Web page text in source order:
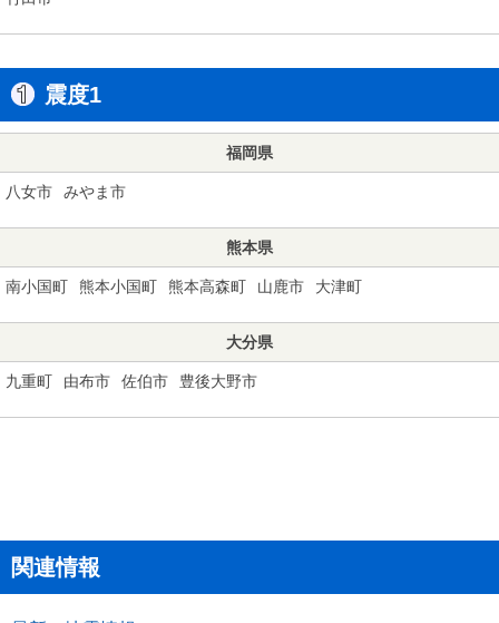
震度1
福岡県
八女市 みやま市
熊本県
南小国町 熊本小国町 熊本高森町 山鹿市 大津町
大分県
九重町 由布市 佐伯市 豊後大野市
関連情報